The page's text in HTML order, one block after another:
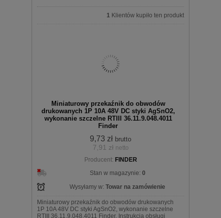
1 Klientów kupiło ten produkt
Miniaturowy przekaźnik do obwodów
drukowanych 1P 10A 48V DC styki AgSnO2,
wykonanie szczelne RTIII 36.11.9.048.4011
Finder
9,73 zł brutto
7,91 zł netto
Producent: FINDER
Stan w magazynie: 0
Wysyłamy w: Towar na zamówienie
Miniaturowy przekaźnik do obwodów drukowanych
1P 10A 48V DC styki AgSnO2, wykonanie szczelne
RTIII 36.11.9.048.4011 Finder. Instrukcja obsługi